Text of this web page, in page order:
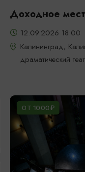
Доходное
12.09.2026 18:00
Калининград,
драматический
ОТ 1000₽